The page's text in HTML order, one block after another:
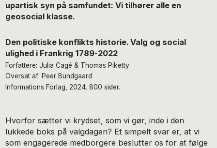
upartisk syn på samfundet: Vi tilhører alle en
geosocial klasse.
Den politiske konflikts historie. Valg og social
ulighed i Frankrig 1789-2022
Forfattere: Julia Cagé & Thomas Piketty
Oversat af: Peer Bundgaard
Informations Forlag, 2024. 800 sider.
Hvorfor sætter vi krydset, som vi gør, inde i den
lukkede boks på valgdagen? Et simpelt svar er, at vi
som engagerede medborgere beslutter os for at følge